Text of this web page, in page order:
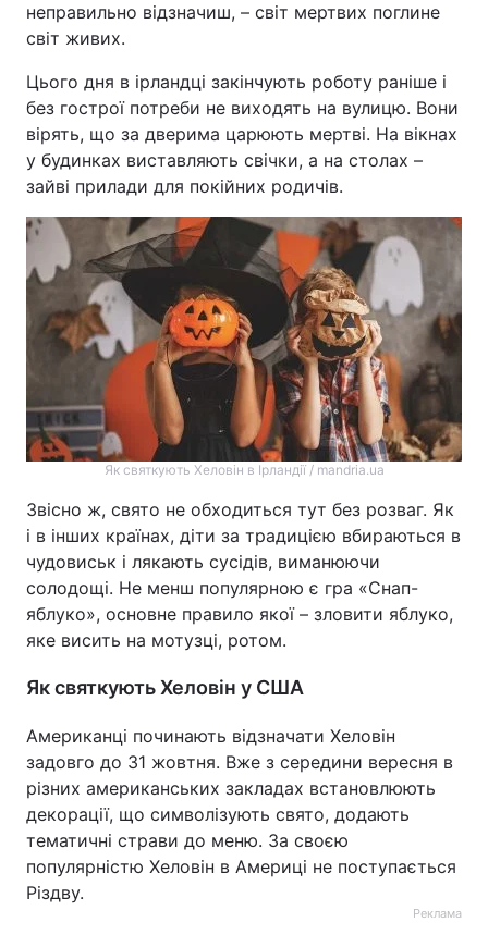
неправильно відзначиш, – світ мертвих поглине
світ живих.
Цього дня в ірландці закінчують роботу раніше і
без гострої потреби не виходять на вулицю. Вони
вірять, що за дверима царюють мертві. На вікнах
у будинках виставляють свічки, а на столах –
зайві прилади для покійних родичів.
Як святкують Хеловін в Ірландії / mandria.ua
Звісно ж, свято не обходиться тут без розваг. Як
і в інших країнах, діти за традицією вбираються в
чудовиськ і лякають сусідів, виманюючи
солодощі. Не менш популярною є гра «Снап-
яблуко», основне правило якої – зловити яблуко,
яке висить на мотузці, ротом.
Як святкують Хеловін у США
Американці починають відзначати Хеловін
задовго до 31 жовтня. Вже з середини вересня в
різних американських закладах встановлюють
декорації, що символізують свято, додають
тематичні страви до меню. За своєю
популярністю Хеловін в Америці не поступається
Різдву.
Реклама